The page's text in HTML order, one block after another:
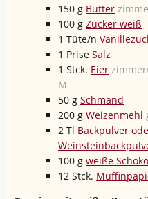
150 g Butter
100 g Zucker weiß
1 Tüte/n
1 Prise Salz
1 Stck. Eier
M
50 g Schmand
200 g Weizenmehl
2 Tl Backpulver
100 g weiße
12 Stck.